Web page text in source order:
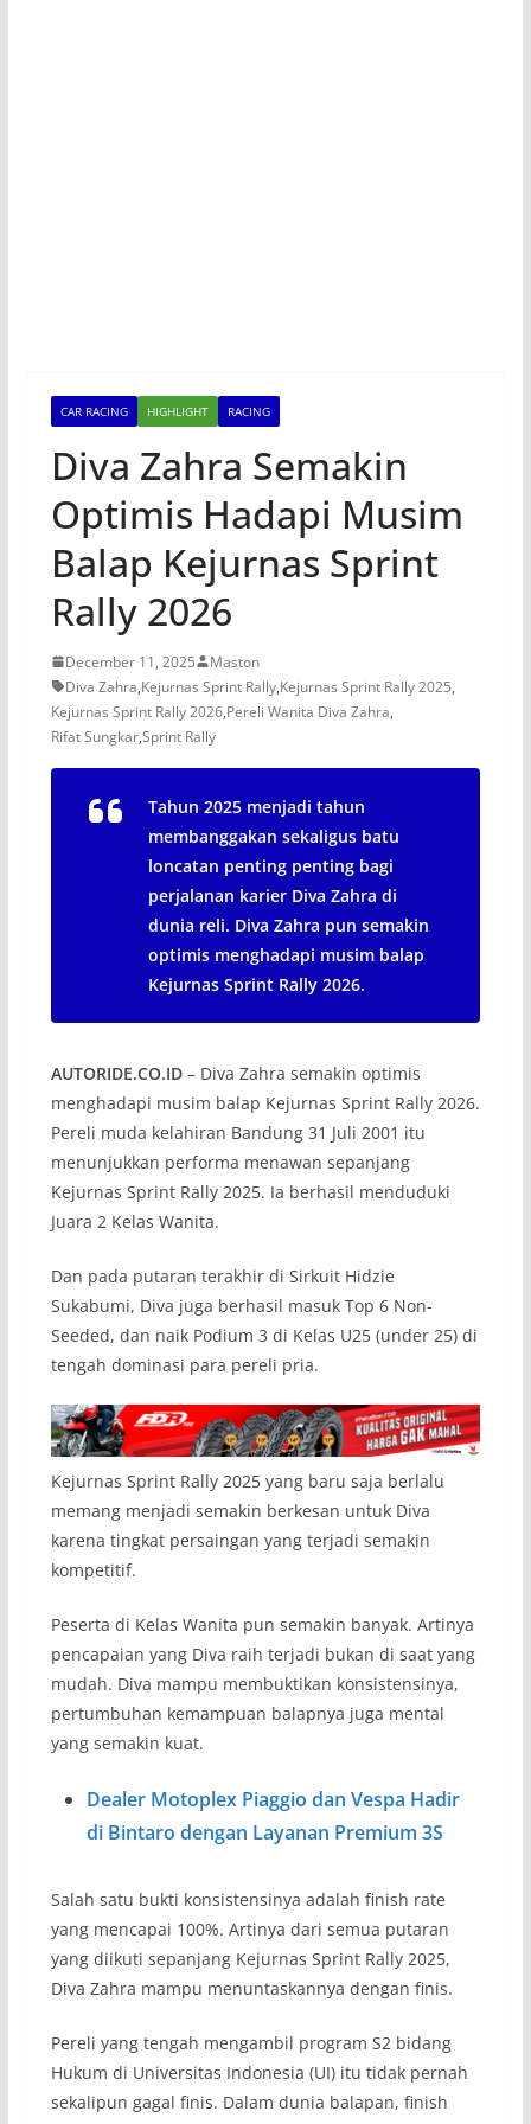
CAR RACING HIGHLIGHT RACING
Diva Zahra Semakin
Optimis Hadapi Musim
Balap Kejurnas Sprint
Rally 2026
December 11, 2025
Maston
Diva Zahra,Kejurnas Sprint Rally,Kejurnas Sprint Rally 2025,
Kejurnas Sprint Rally 2026,Pereli Wanita Diva Zahra,
Rifat Sungkar,Sprint Rally
Tahun 2025 menjadi tahun
membanggakan sekaligus batu
loncatan penting penting bagi
perjalanan karier Diva Zahra di
dunia reli. Diva Zahra pun semakin
optimis menghadapi musim balap
Kejurnas Sprint Rally 2026.
AUTORIDE.CO.ID– Diva Zahra semakin optimis
menghadapi musim balap Kejurnas Sprint Rally 2026.
Pereli muda kelahiran Bandung 31 Juli 2001 itu
menunjukkan performa menawan sepanjang
Kejurnas Sprint Rally 2025. Ia berhasil menduduki
Juara 2 Kelas Wanita.
Dan pada putaran terakhir di Sirkuit Hidzie
Sukabumi, Diva juga berhasil masuk Top 6 Non-
Seeded, dan naik Podium 3 di Kelas U25 (under 25) di
tengah dominasi para pereli pria.
Kejurnas Sprint Rally 2025 yang baru saja berlalu
memang menjadi semakin berkesan untuk Diva
karena tingkat persaingan yang terjadi semakin
kompetitif.
Peserta di Kelas Wanita pun semakin banyak. Artinya
pencapaian yang Diva raih terjadi bukan di saat yang
mudah. Diva mampu membuktikan konsistensinya,
pertumbuhan kemampuan balapnya juga mental
yang semakin kuat.
Dealer Motoplex Piaggio dan Vespa Hadir
di Bintaro dengan Layanan Premium 3S
Salah satu bukti konsistensinya adalah finish rate
yang mencapai 100%. Artinya dari semua putaran
yang diikuti sepanjang Kejurnas Sprint Rally 2025,
Diva Zahra mampu menuntaskannya dengan finis.
Pereli yang tengah mengambil program S2 bidang
Hukum di Universitas Indonesia (UI) itu tidak pernah
sekalipun gagal finis. Dalam dunia balapan, finish